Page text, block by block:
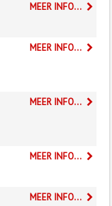
MEER INFO...
MEER INFO...
MEER INFO...
MEER INFO...
MEER INFO...